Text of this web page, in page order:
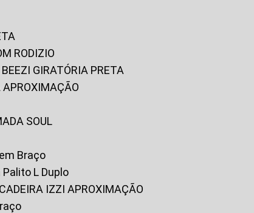
RODIZIO
BEEZI GIRATÓRIA PRETA
APROXIMAÇÃO
SOUL
Braço
Palito L Duplo
CADEIRA IZZI APROXIMAÇÃO